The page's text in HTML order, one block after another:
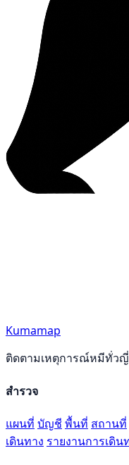
Kumamap
ติดตามเหตุการณ์หมีทั่ว
สำรวจ
แผนที่ บัญชี พื้นที่ สถานที่
เดินทาง รายงานการเดิน